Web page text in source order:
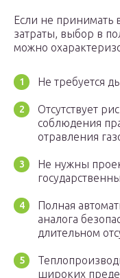
Если не принимать
затраты, выбор в
можно
Не требуется
Отсутствует
соблюдения
отравления
Не нужны
Полная
аналога
длительном
широких